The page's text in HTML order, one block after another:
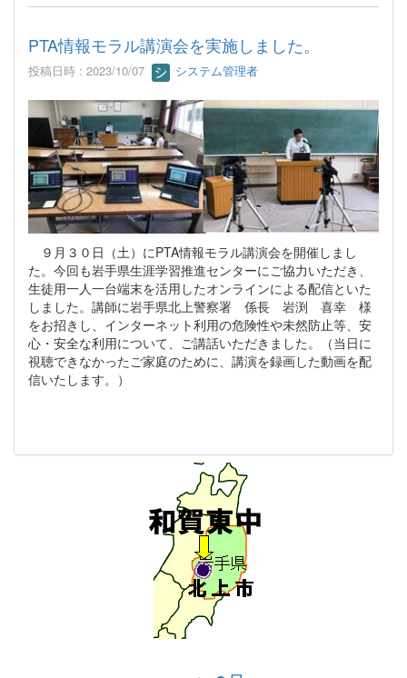
PTA情報モラル講演会を実施しました。
投稿日時 : 2023/10/07 システム管理者
９月３０日（土）にPTA情報モラル講演会を開催しまし
た。今回も岩手県生涯学習推進センターにご協力いただき、
生徒用一人一台端末を活用したオンラインによる配信といた
しました。講師に岩手県北上警察署 係長 岩渕 喜幸 様
をお招きし、インターネット利用の危険性や未然防止等、安
心・安全な利用について、ご講話いただきました。（当日に
視聴できなかったご家庭のために、講演を録画した動画を配
信いたします。）